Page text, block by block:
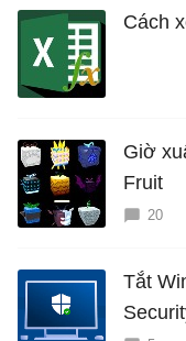
Cách
Giờ
Fruit
20
Tắt